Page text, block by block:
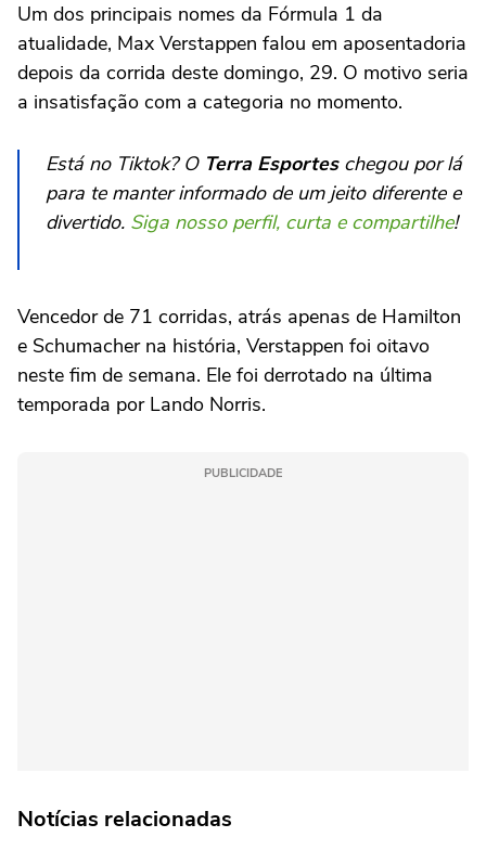
Um dos principais nomes da Fórmula 1 da
atualidade, Max Verstappen falou em aposentadoria
depois da corrida deste domingo, 29. O motivo seria
a insatisfação com a categoria no momento.
Está no Tiktok? O Terra Esporteschegou por lá
para te manter informado de um jeito diferente e
divertido. Siga nosso perfil, curta e compartilhe!
Vencedor de 71 corridas, atrás apenas de Hamilton
e Schumacher na história, Verstappen foi oitavo
neste fim de semana. Ele foi derrotado na última
temporada por Lando Norris.
PUBLICIDADE
Notícias relacionadas